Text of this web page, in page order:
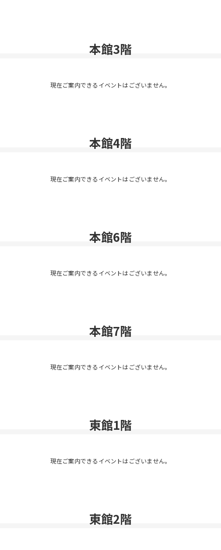
本館3階
現在ご案内できるイベントはございません。
本館4階
現在ご案内できるイベントはございません。
本館6階
現在ご案内できるイベントはございません。
本館7階
現在ご案内できるイベントはございません。
東館1階
現在ご案内できるイベントはございません。
東館2階